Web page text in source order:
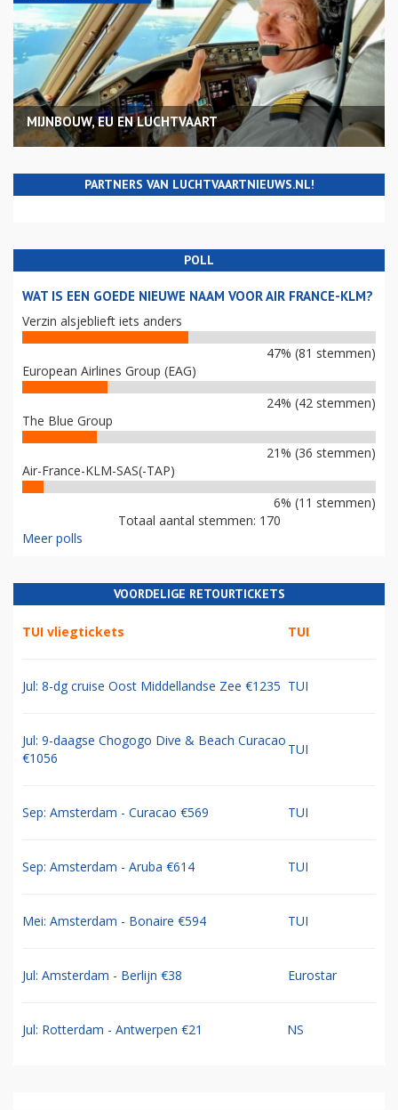
MIJNBOUW, EU EN LUCHTVAART
PARTNERS VAN LUCHTVAARTNIEUWS.NL!
POLL
WAT IS EEN GOEDE NIEUWE NAAM VOOR AIR FRANCE-KLM?
Verzin alsjeblieft iets anders
47% (81 stemmen)
European Airlines Group (EAG)
24% (42 stemmen)
The Blue Group
21% (36 stemmen)
Air-France-KLM-SAS(-TAP)
6% (11 stemmen)
Totaal aantal stemmen: 170
Meer polls
VOORDELIGE RETOURTICKETS
TUI vliegtickets TUI
Jul: 8-dg cruise Oost Middellandse Zee €1235 TUI
Jul: 9-daagse Chogogo Dive & Beach Curacao
€1056
TUI
Sep: Amsterdam - Curacao €569 TUI
Sep: Amsterdam - Aruba €614 TUI
Mei: Amsterdam - Bonaire €594 TUI
Jul: Amsterdam - Berlijn €38 Eurostar
Jul: Rotterdam - Antwerpen €21 NS